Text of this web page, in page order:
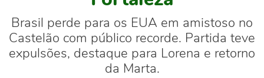
Brasil perde para os EUA em amistoso no
Castelão com público recorde. Partida teve
expulsões, destaque para Lorena e retorno
da Marta.